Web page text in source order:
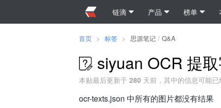
链滴 产品 榜单
首页 > 标签 > 思源笔记 / Q&A
siyuan OCR 提
本贴最后更新于 280 天前，其中的信息可能
ocr-texts.json 中所有的图片都没有结果